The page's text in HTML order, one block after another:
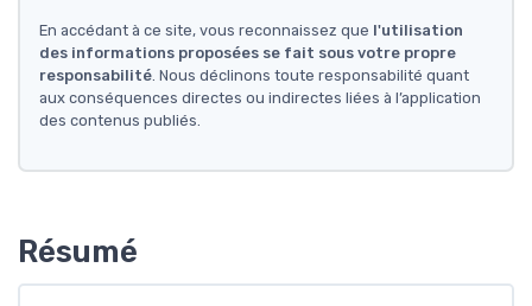
En accédant à ce site, vous reconnaissez que l'utilisation
des informations proposées se fait sous votre propre
responsabilité. Nous déclinons toute responsabilité quant
aux conséquences directes ou indirectes liées à l’application
des contenus publiés.
Résumé